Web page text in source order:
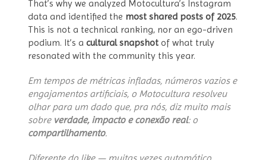
That’s why we analyzed Motocultura’s Instagram
data and identified the most shared posts of 2025.
This is not a technical ranking, nor an ego-driven
podium. It’s a cultural snapshot of what truly
resonated with the community this year.
Em tempos de métricas infladas, números vazios e
engajamentos artificiais, o Motocultura resolveu
olhar para um dado que, pra nós, diz muito mais
sobre verdade, impacto e conexão real: o
compartilhamento.